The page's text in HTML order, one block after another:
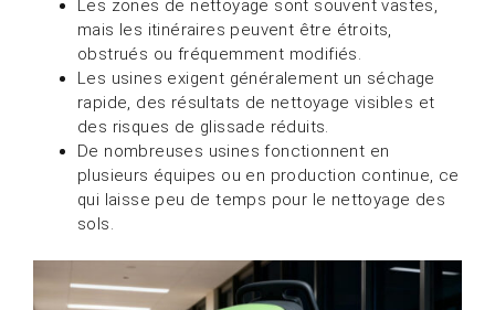
Les zones de nettoyage sont souvent vastes,
mais les itinéraires peuvent être étroits,
obstrués ou fréquemment modifiés.
Les usines exigent généralement un séchage
rapide, des résultats de nettoyage visibles et
des risques de glissade réduits.
De nombreuses usines fonctionnent en
plusieurs équipes ou en production continue, ce
qui laisse peu de temps pour le nettoyage des
sols.